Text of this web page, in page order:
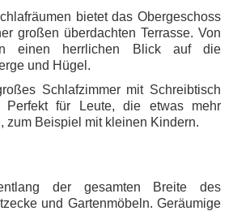
bietet das Obergeschoss
großen überdachten Terrasse. Von
einen herrlichen Blick auf die
und Hügel.
Schlafzimmer mit Schreibtisch
Perfekt für Leute, die etwas mehr
zum Beispiel mit kleinen Kindern.
der gesamten Breite des
und Gartenmöbeln. Geräumige